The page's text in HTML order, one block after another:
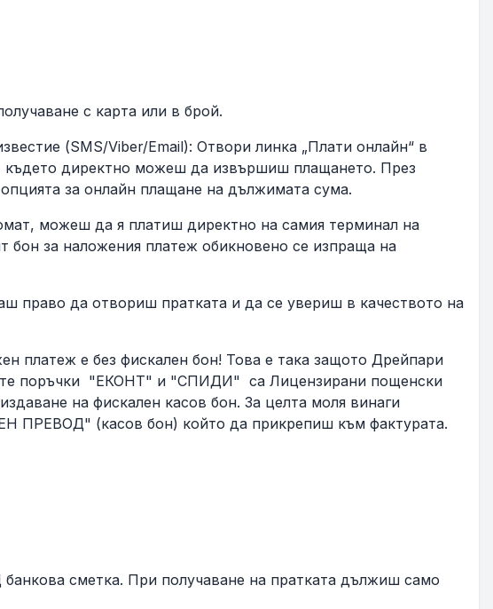
с карта или в брой.
(SMS/Viber/Email): Отвори линка „Плати онлайн“ в
където директно можеш да извършиш плащането. През
за онлайн плащане на дължимата сума.
можеш да я платиш директно на самия терминал на
бон за наложения платеж обикновено се изпраща на
право да отвориш пратката и да се увериш в качеството на
платеж е без фискален бон! Това е така защото Дрейпари
поръчки "ЕКОНТ" и "СПИДИ" са Лицензирани пощенски
на фискален касов бон. За целта моля винаги
ПРЕВОД" (касов бон) който да прикрепиш към фактурата.
сметка. При получаване на пратката дължиш само